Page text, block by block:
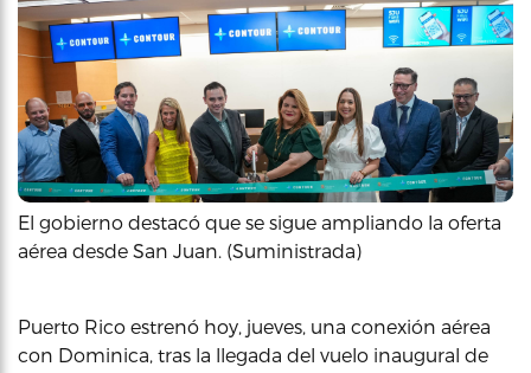
El gobierno destacó que se sigue ampliando la oferta
aérea desde San Juan. (Suministrada)
Puerto Rico estrenó hoy, jueves, una conexión aérea
con Dominica, tras la llegada del vuelo inaugural de